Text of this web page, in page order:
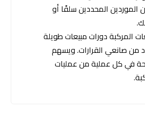
المحددين سلفًا أو
المركبة دورات مبيعات طويلة
من صانعي القرارات. ويسهم
في كل عملية من عمليات